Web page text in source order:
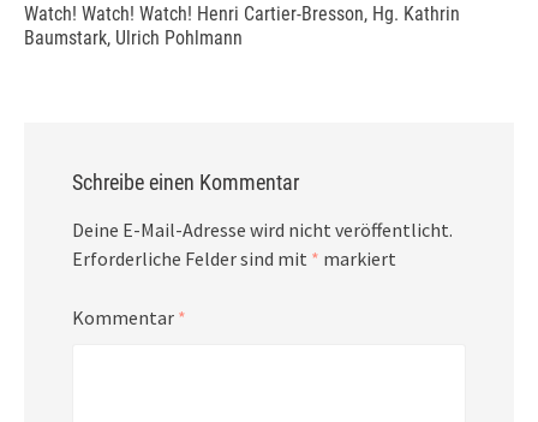
Watch! Watch! Watch! Henri Cartier-Bresson, Hg. Kathrin
Baumstark, Ulrich Pohlmann
Schreibe einen Kommentar
Deine E-Mail-Adresse wird nicht veröffentlicht.
Erforderliche Felder sind mit * markiert
Kommentar *